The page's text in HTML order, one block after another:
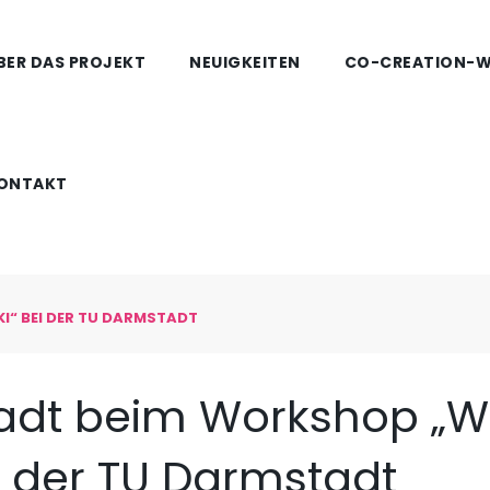
DAS PROJEKT NEUIGKEITEN CO-CREATION-
BEI DER TU DARMSTADT
beim Workshop